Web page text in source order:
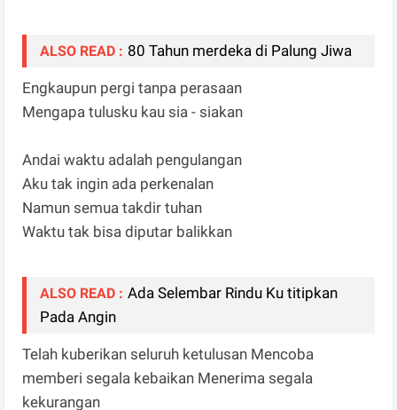
ALSO READ : 80 Tahun merdeka di Palung Jiwa
Engkaupun pergi tanpa perasaan
Mengapa tulusku kau sia - siakan
Andai waktu adalah pengulangan
Aku tak ingin ada perkenalan
Namun semua takdir tuhan
Waktu tak bisa diputar balikkan
ALSO READ : Ada Selembar Rindu Ku titipkan
Pada Angin
Telah kuberikan seluruh ketulusan Mencoba
memberi segala kebaikan Menerima segala
kekurangan